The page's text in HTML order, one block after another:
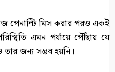
পেনাল্টি মিস করার পরও একই
এমন পর্যায়ে পৌঁছায় যে
জন্য সম্ভব হয়নি।